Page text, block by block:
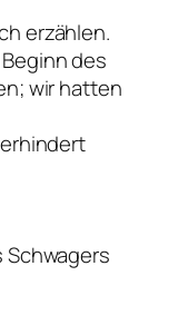
erzählen.
des
wir hatten
Schwagers